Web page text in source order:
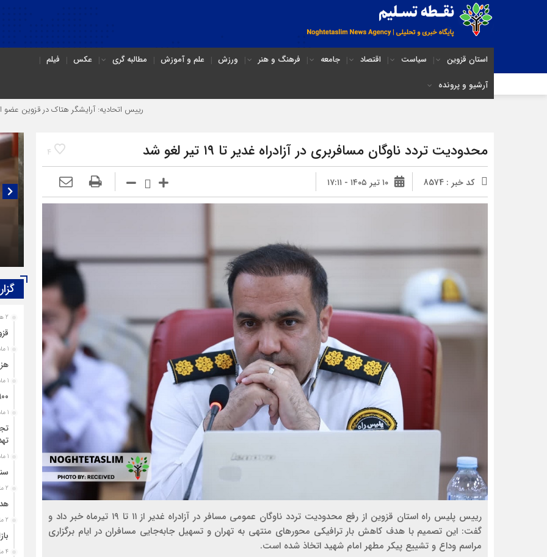
استان قزوین سیاست اقتصاد جامعه فرهنگ و هنر ورزش علم و آموزش مطالبه گری عکس
فیلم
آرشیو و پرونده
رییس اتحادیه: آرایشگر هتاک در قزوین عضو اتحادیه نبود
4 محدودیت تردد ناوگان مسافربری در آزادراه غدیر تا ۱۹ تیر لغو شد
کد خبر : 8574 ۱۰ تیر ۱۴۰۵ - ۱۷:۱۱
رییس پلیس راه استان قزوین از رفع محدودیت تردد ناوگان عمومی مسافر در آزادراه غدیر از ۱۱ تا ۱۹ تیرماه خبر داد و
گفت: این تصمیم با هدف کاهش بار ترافیکی محورهای منتهی به تهران و تسهیل جابه‌جایی مسافران در ایام برگزاری
مراسم وداع و تشییع پیکر مطهر امام شهید اتخاذ شده است.
2 هفته قبل
1 ماه قبل
1 ماه قبل
۹۰۰ پرونده برای
1 ماه قبل
1 ماه قبل
2 ماه قبل
2 ماه قبل
4 ماه قبل